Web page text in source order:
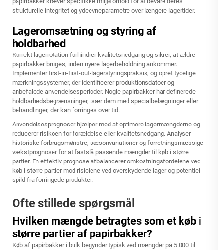
strukturelle integritet og ydeevneparametre over længere lagertider.
Lageromsætning og styring af
holdbarhed
Korrekt lagerrotation forhindrer kvalitetsnedgang og sikrer, at ældre
papirbakker bruges, inden nyere lagerbeholdning ankommer.
Implementer first-in-first-out-lagerstyringspraksis, og opret tydelige
mærkningssystemer, der identificerer produktionsdatoer og
anbefalede anvendelsesperioder. Nogle papirbakker har definerede
holdbarhedsbegrænsninger, især dem med specialbelægninger eller
behandlinger, der kan forringes over tid.
Anvendelsesprognoser hjælper med at optimere lagermængderne og
reducerer risikoen for forældelse eller kvalitetsnedgang. Analyser
historiske forbrugsmønstre, sæsonvariationer og forretningsmæssige
vækstprognoser for at fastslå passende mængder til køb i større
partier. En effektiv prognose afbalancerer omkostningsfordelene ved
køb i større partier mod risiciene ved overskydende lager og potentiel
spild fra forringede produkter.
Ofte stillede spørgsmål
Hvilken mængde betragtes som et køb i
større partier af papirbakker?
Køb af papirbakker i bulk begynder typisk ved mængder på 5.000 til